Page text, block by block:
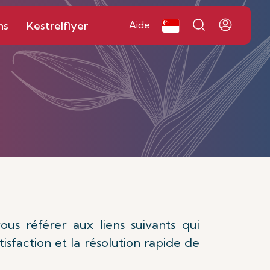
Kestrelflyer Aide
référer aux liens suivants qui
et la résolution rapide de